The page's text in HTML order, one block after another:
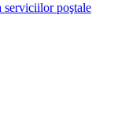
serviciilor poştale